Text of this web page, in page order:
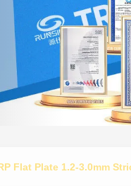
Flat Plate 1.2-3.0mm